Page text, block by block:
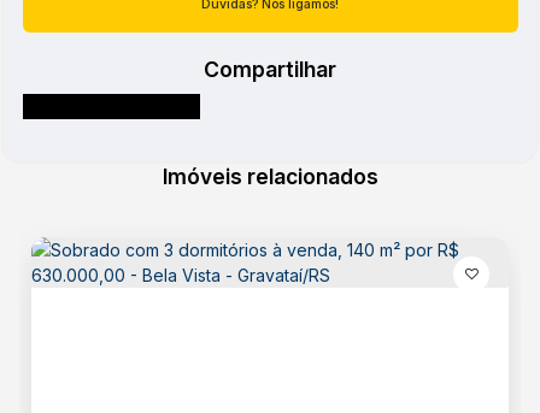
Dúvidas? Nós ligamos!
Compartilhar
Imóveis relacionados